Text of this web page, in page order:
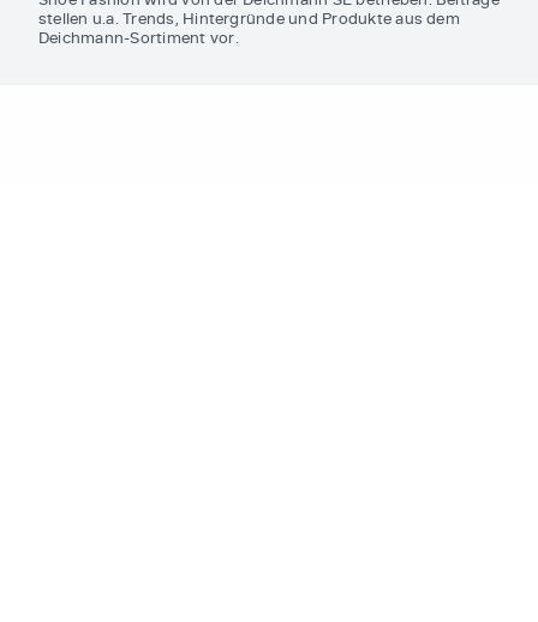
stellen u.a. Trends, Hintergründe und Produkte aus dem
Deichmann-Sortiment vor.